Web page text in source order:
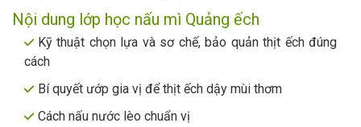
Nội dung lớp học nấu mì Quảng ếch
Kỹ thuật chọn lựa và sơ chế, bảo quản thịt ếch đúng
cách
Bí quyết ướp gia vị để thịt ếch dậy mùi thơm
Cách nấu nước lèo chuẩn vị